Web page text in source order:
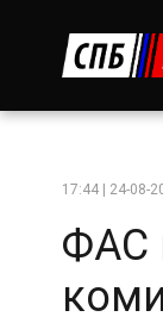
17:44 | 24-08-
ФАС